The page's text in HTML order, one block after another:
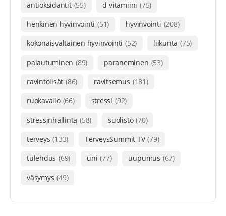
antioksidantit (55) d-vitamiini (75)
henkinen hyvinvointi (51) hyvinvointi (208)
kokonaisvaltainen hyvinvointi (52) liikunta (75)
palautuminen (89) paraneminen (53)
ravintolisät (86) ravitsemus (181)
ruokavalio (66) stressi (92)
stressinhallinta (58) suolisto (70)
terveys (133) TerveysSummit TV (79)
tulehdus (69) uni (77) uupumus (67)
väsymys (49)